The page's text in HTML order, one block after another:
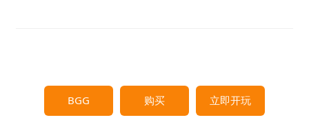
BGG 购买 立即开玩